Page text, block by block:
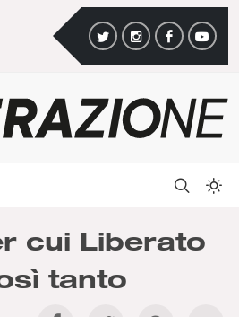
cui Liberato
tanto